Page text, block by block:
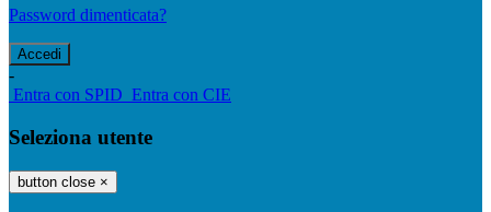
Password dimenticata?
-
Entra con SPID Entra con CIE
Seleziona utente
button close ×